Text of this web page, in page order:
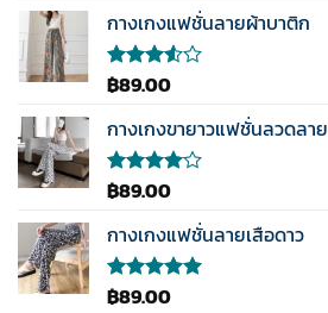
กางเกงแฟชั่นลายผ้าบาติก
ให้
ตั้งแต่
1-5
฿89.00
กางเกงขายาวแฟชั่นลวดลาย
ให้
ตั้งแต่ 1-
5
฿89.00
กางเกงแฟชั่นลายเสือดาว
ให้คะแนน
฿89.00